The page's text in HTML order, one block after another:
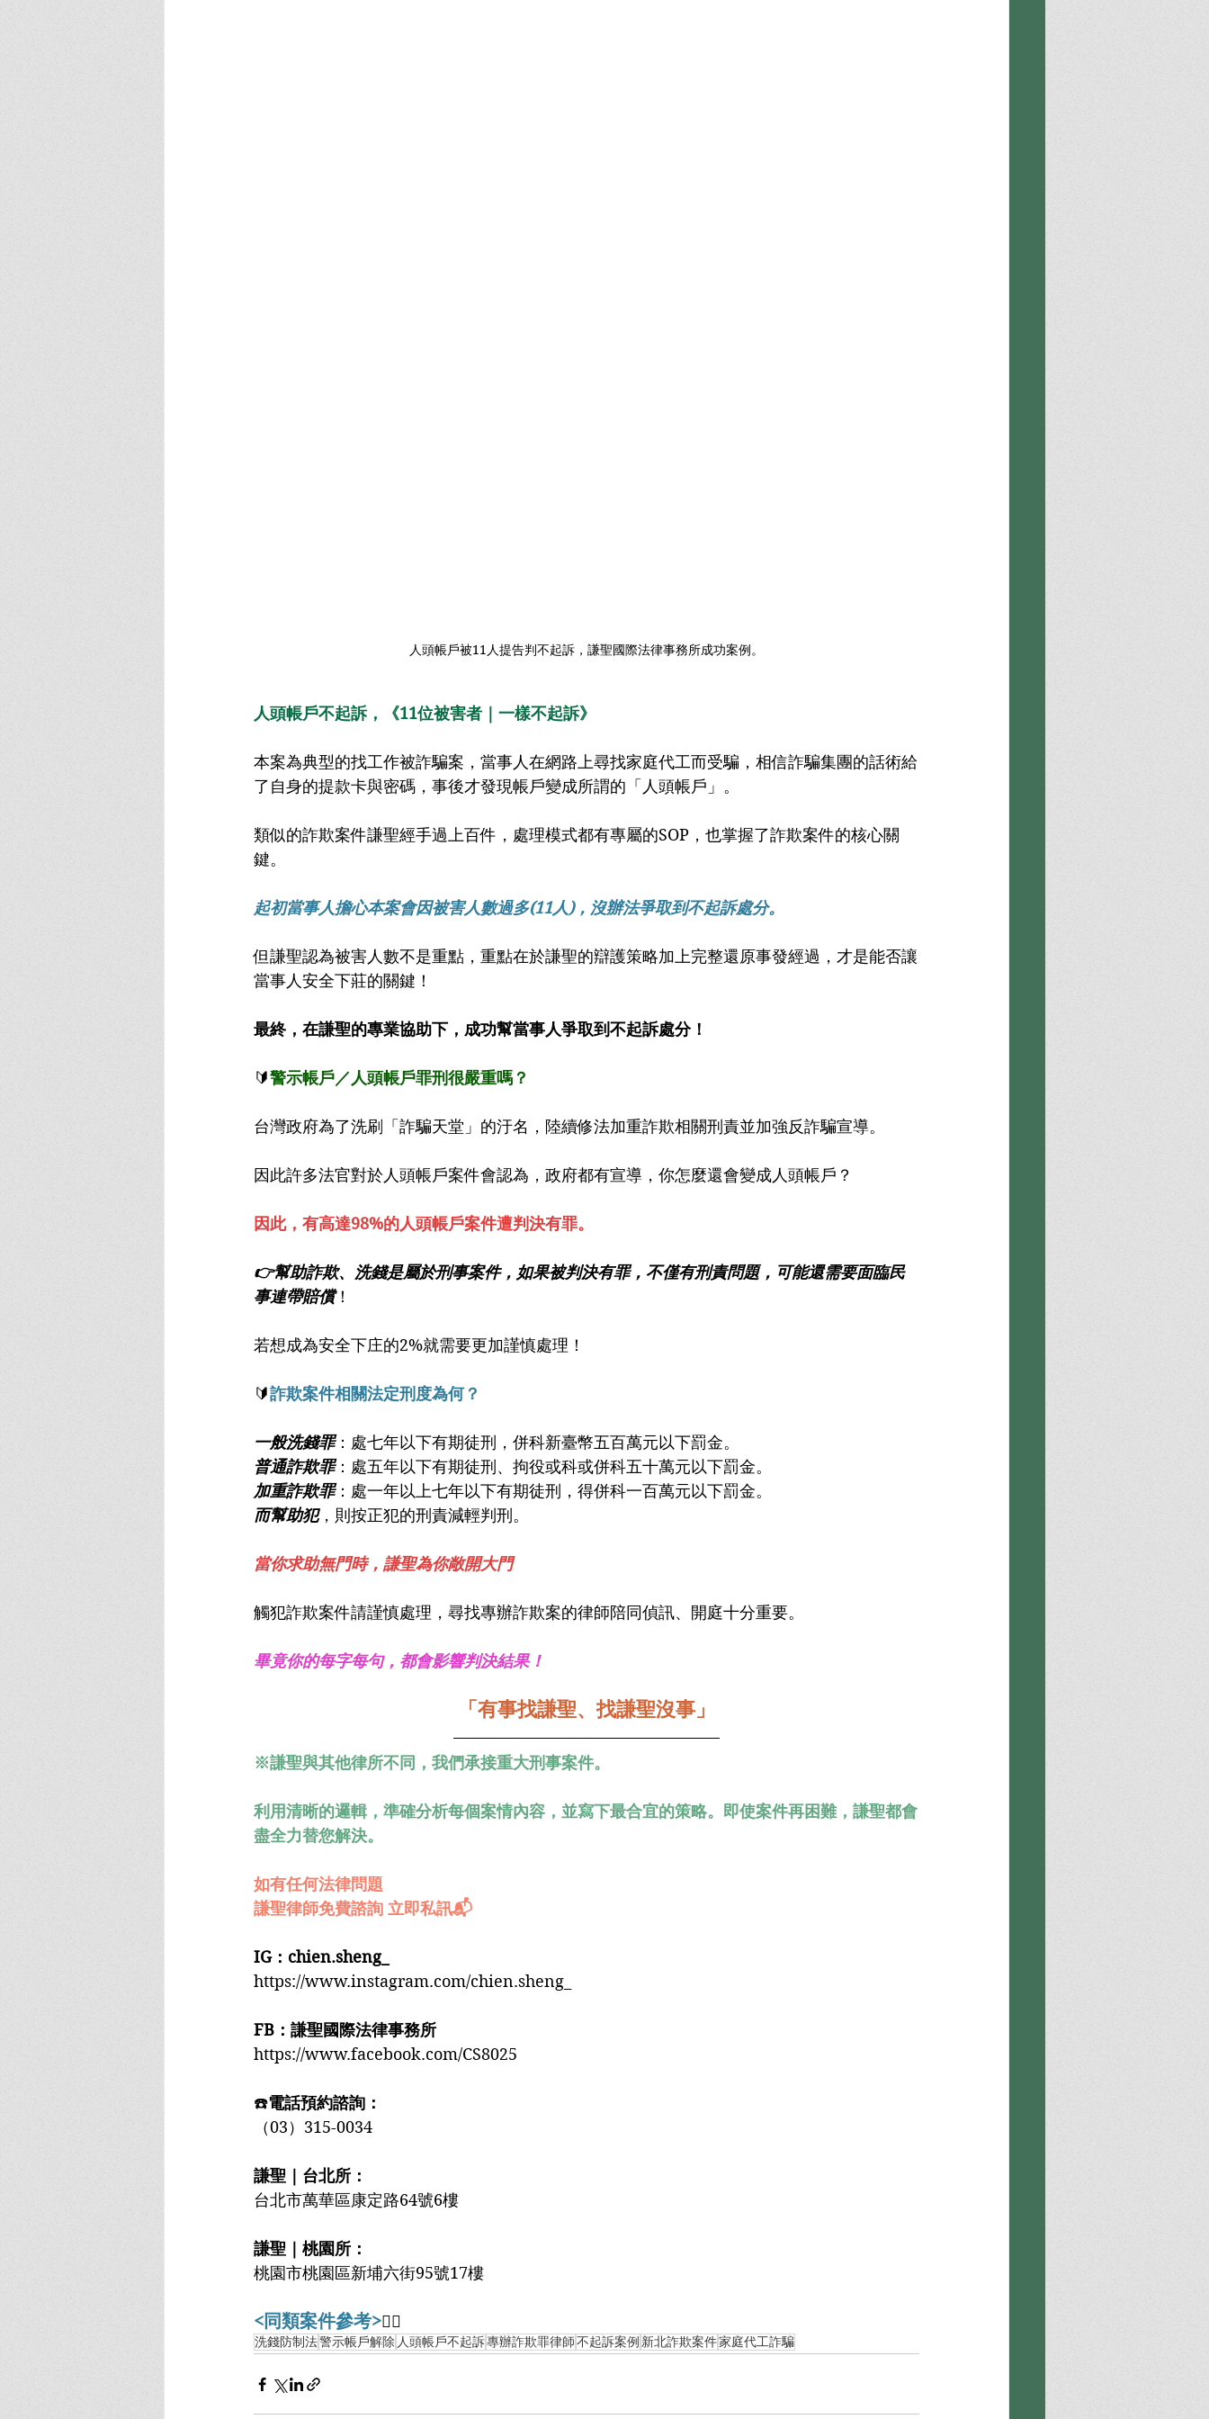
人頭帳戶被11人提告判不起訴，謙聖國際法律事務所成功案例。
人頭帳戶不起訴，《11位被害者｜一樣不起訴》
本案為典型的找工作被詐騙案，當事人在網路上尋找家庭代工而受騙， 相信詐騙集團的話術給
了自身的提款卡與密碼 ，事後才發現帳戶變成所謂的「人頭帳戶」。
類似的詐欺案件謙聖經手過上百件，處理模式都有專屬的SOP，也掌握了詐欺案件的核心關
鍵。
起初當事人擔心本案會因被害人數過多(11人)，沒辦法爭取到不起訴處分。
但謙聖認為被害人數不是重點，重點在於謙聖的辯護策略加上完整還原事發經過，才是能否讓
當事人安全下莊的關鍵！
最終，在謙聖的專業協助下，成功幫當事人爭取到不起訴處分！
🔰警示帳戶／人頭帳戶罪刑很嚴重嗎？
台灣政府為了洗刷「詐騙天堂」的汙名，陸續修法加重詐欺相關刑責並加強反詐騙宣導。
因此許多法官對於人頭帳戶案件會認為，政府都有宣導，你怎麼還會變成人頭帳戶？
因此，有高達98%的人頭帳戶案件遭判決有罪。
👉幫助詐欺、洗錢是屬於刑事案件，如果被判決有罪，不僅有刑責問題，可能還需要面臨民
事連帶賠償！
若想成為安全下庄的2%就需要更加謹慎處理！
🔰詐欺案件相關法定刑度為何？
一般洗錢罪：處七年以下有期徒刑，併科新臺幣五百萬元以下罰金。
普通詐欺罪：處五年以下有期徒刑、拘役或科或併科五十萬元以下罰金。
加重詐欺罪：處一年以上七年以下有期徒刑，得併科一百萬元以下罰金。
而幫助犯，則按正犯的刑責減輕判刑。
當你求助無門時，謙聖為你敞開大門
觸犯詐欺案件請謹慎處理，尋找專辦詐欺案的律師陪同偵訊、開庭十分重要。
畢竟你的每字每句，都會影響判決結果！
「有事找謙聖、找謙聖沒事」
※謙聖與其他律所不同，我們承接重大刑事案件。
利用清晰的邏輯，準確分析每個案情內容，並寫下最合宜的策略。即使案件再困難，謙聖都會
盡全力替您解決。
如有任何法律問題
謙聖律師免費諮詢 立即私訊📬
IG：chien.sheng_
https://www.instagram.com/chien.sheng_
FB：謙聖國際法律事務所
https://www.facebook.com/CS8025
☎️電話預約諮詢：
（03）315-0034
謙聖｜台北所：
台北市萬華區康定路64號6樓
謙聖｜桃園所：
桃園市桃園區新埔六街95號17樓️️
<同類案件參考>👇🏻
洗錢防制法警示帳戶解除 人頭帳戶不起訴專辦詐欺罪律師不起訴案例 新北詐欺案件家庭代工詐騙